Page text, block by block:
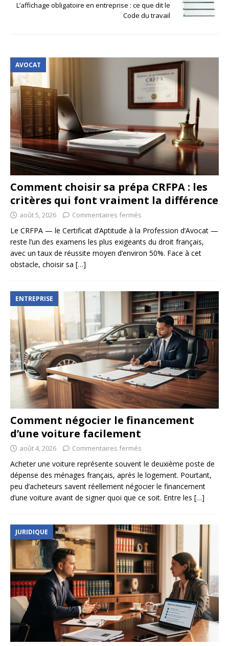
L’affichage obligatoire en entreprise : ce que dit le
Code du travail
AVOCAT
Comment choisir sa prépa CRFPA : les
critères qui font vraiment la différence
août 5, 2026 Commentaires fermés
Le CRFPA — le Certificat d’Aptitude à la Profession d’Avocat —
reste l’un des examens les plus exigeants du droit français,
avec un taux de réussite moyen d’environ 50%. Face à cet
obstacle, choisir sa […]
ENTREPRISE
Comment négocier le financement
d’une voiture facilement
août 4, 2026 Commentaires fermés
Acheter une voiture représente souvent le deuxième poste de
dépense des ménages français, après le logement. Pourtant,
peu d’acheteurs savent réellement négocier le financement
d’une voiture avant de signer quoi que ce soit. Entre les […]
JURIDIQUE